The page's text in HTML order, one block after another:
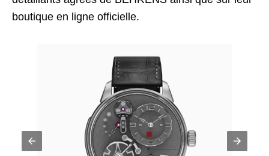
boutique en ligne officielle.